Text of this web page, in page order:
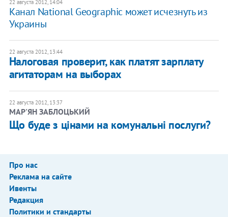
22 августа 2012, 14:04
Канал National Geographic может исчезнуть из
Украины
22 августа 2012, 13:44
Налоговая проверит, как платят зарплату
агитаторам на выборах
22 августа 2012, 13:37
МАР'ЯН ЗАБЛОЦЬКИЙ
Що буде з цінами на комунальні послуги?
Про нас
Реклама на сайте
Ивенты
Редакция
Политики и стандарты